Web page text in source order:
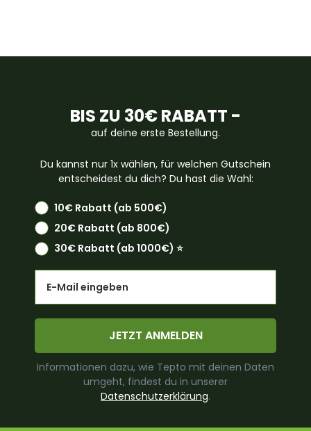
BIS ZU 30€ RABATT -
auf deine erste Bestellung.
Du kannst nur 1x wählen, für welchen Gutschein
entscheidest du dich? Du hast die Wahl:
10€ Rabatt (ab 500€)
20€ Rabatt (ab 800€)
30€ Rabatt (ab 1000€) ⭐️
JETZT ANMELDEN
Informationen dazu, wie Tepto mit deinen Daten
umgeht, findest du in unserer
Datenschutzerklärung.